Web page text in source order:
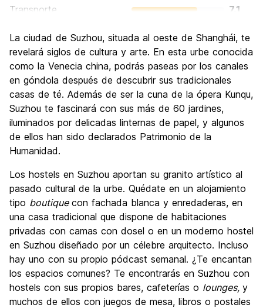
Transporte
7.1
Cultura
8.8
Fiesta
6.3
Calidad Precio
8.1
La ciudad de Suzhou, situada al oeste de Shanghái, te
revelará siglos de cultura y arte. En esta urbe conocida
como la Venecia china, podrás paseas por los canales
en góndola después de descubrir sus tradicionales
casas de té. Además de ser la cuna de la ópera Kunqu,
Suzhou te fascinará con sus más de 60 jardines,
iluminados por delicadas linternas de papel, y algunos
de ellos han sido declarados Patrimonio de la
Humanidad.
Los hostels en Suzhou aportan su granito artístico al
pasado cultural de la urbe. Quédate en un alojamiento
tipo boutique con fachada blanca y enredaderas, en
una casa tradicional que dispone de habitaciones
privadas con camas con dosel o en un moderno hostel
en Suzhou diseñado por un célebre arquitecto. Incluso
hay uno con su propio pódcast semanal. ¿Te encantan
los espacios comunes? Te encontrarás en Suzhou con
hostels con sus propios bares, cafeterías o lounges, y
muchos de ellos con juegos de mesa, libros o postales